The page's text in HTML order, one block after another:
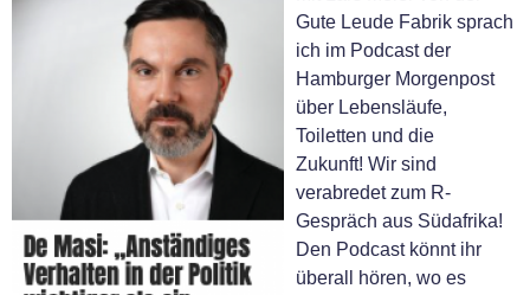
Gute Leude Fabrik sprach
ich im Podcast der
Hamburger Morgenpost
über Lebensläufe,
Toiletten und die
Zukunft! Wir sind
verabredet zum R-
Gespräch aus Südafrika!
Den Podcast könnt ihr
überall hören, wo es